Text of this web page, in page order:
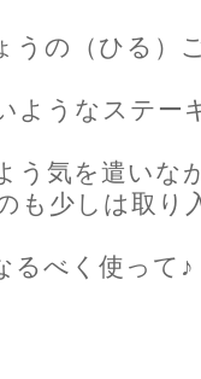
うの（ひる
ようなステー
う気を遣いな
も少しは取り
るべく使って